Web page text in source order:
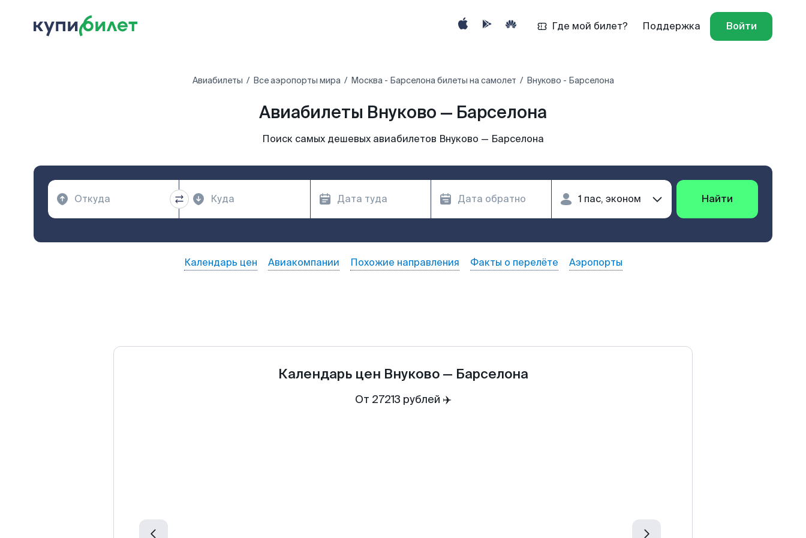
Где мой билет? Поддержка Войти
Авиабилеты Все аэропорты мира Москва - Барселона билеты на самолет Внуково - Барселона
Авиабилеты Внуково — Барселона
Поиск самых дешевых авиабилетов Внуково — Барселона
Найти
Календарь цен Авиакомпании Похожие направления Факты о перелёте Аэропорты
Календарь цен Внуково— Барселона
От 27213 рублей ✈️